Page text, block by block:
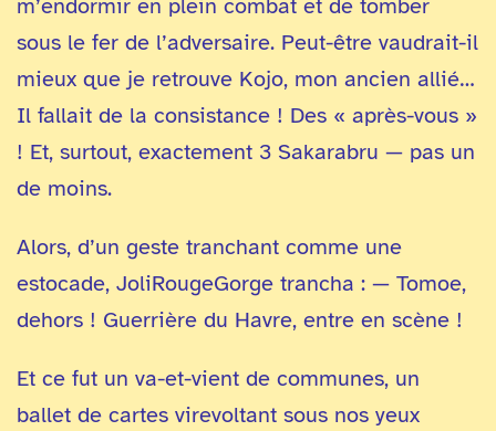
m’endormir en plein combat et de tomber
sous le fer de l’adversaire. Peut-être vaudrait-il
mieux que je retrouve Kojo, mon ancien allié…
Il fallait de la consistance ! Des « après-vous »
! Et, surtout, exactement 3 Sakarabru — pas un
de moins.
Alors, d’un geste tranchant comme une
estocade, JoliRougeGorge trancha : — Tomoe,
dehors ! Guerrière du Havre, entre en scène !
Et ce fut un va-et-vient de communes, un
ballet de cartes virevoltant sous nos yeux